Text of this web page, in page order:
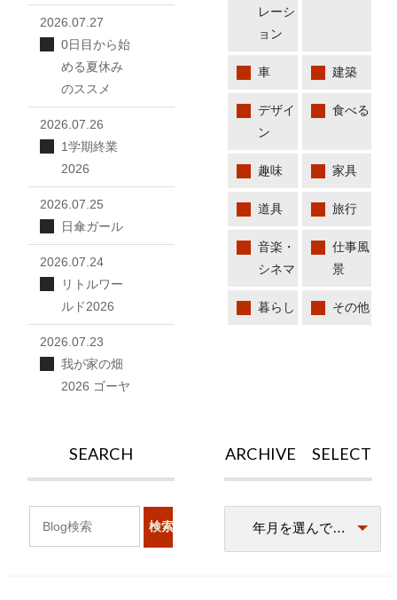
レーシ
ョン
車 建築
デザイ
ン
食べる
趣味 家具
道具 旅行
音楽・
シネマ
仕事風
景
暮らし その他
2026.07.27
0日目から始
める夏休み
のススメ
2026.07.26
1学期終業
2026
2026.07.25
日傘ガール
2026.07.24
リトルワー
ルド2026
2026.07.23
我が家の畑
2026 ゴーヤ
ARCHIVE SELECT
SEARCH